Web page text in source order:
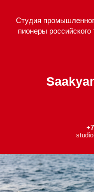
Студия
пионеры